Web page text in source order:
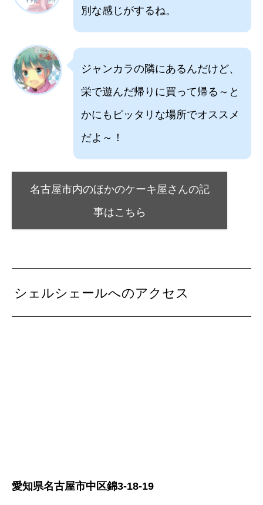
別な感じがするね。
ジャンカラの隣にあるんだけど、
栄で遊んだ帰りに買って帰る～と
かにもピッタリな場所でオススメ
だよ～！
名古屋市内のほかのケーキ屋さんの記
事はこちら
シェルシェールへのアクセス
愛知県名古屋市中区錦3-18-19